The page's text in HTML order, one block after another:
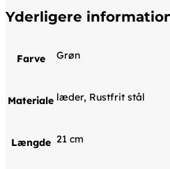
Yderligere
Farve Grøn
Materiale læder, Rustfrit stål
Længde 21 cm